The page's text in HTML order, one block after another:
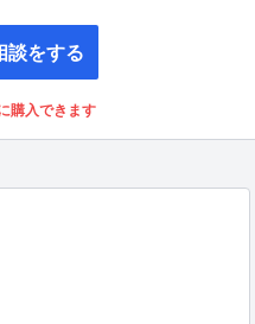
談をする
購入できます